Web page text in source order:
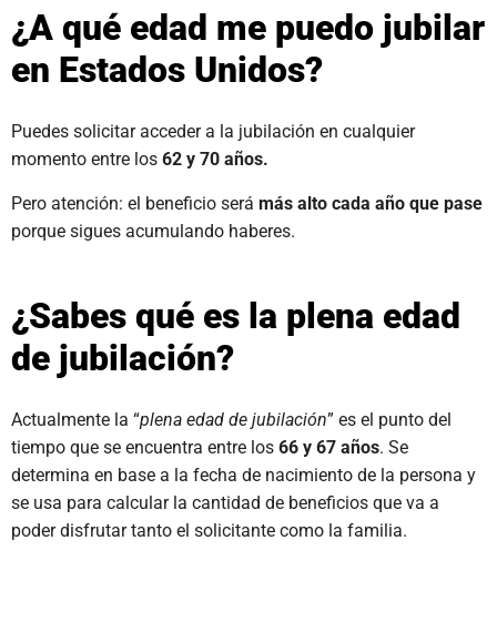
¿A qué edad me puedo jubilar
en Estados Unidos?
Puedes solicitar acceder a la jubilación en cualquier
momento entre los 62 y 70 años.
Pero atención: el beneficio será más alto cada año que pase
porque sigues acumulando haberes.
¿Sabes qué es la plena edad
de jubilación?
Actualmente la “plena edad de jubilación” es el punto del
tiempo que se encuentra entre los 66 y 67 años. Se
determina en base a la fecha de nacimiento de la persona y
se usa para calcular la cantidad de beneficios que va a
poder disfrutar tanto el solicitante como la familia.